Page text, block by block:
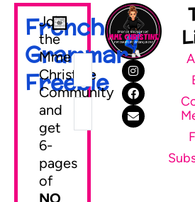
French
Grammar
Freebie
Join
the
Mme
Christine
Community
and
get
6-
pages
of
NO
SEND ME MY